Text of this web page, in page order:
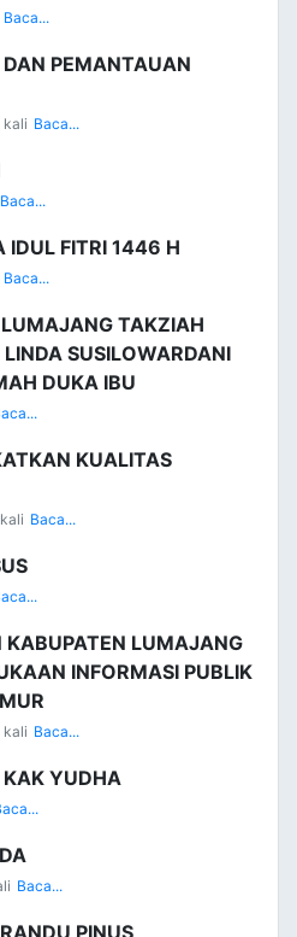
Baca...
PEMANTAUAN
kali Baca...
Baca...
IDUL FITRI 1446 H
Baca...
TAKZIAH
SUSILOWARDANI
DUKA IBU
KUALITAS
Baca...
KABUPATEN LUMAJANG
INFORMASI PUBLIK
kali Baca...
YUDHA
Baca...
PINUS